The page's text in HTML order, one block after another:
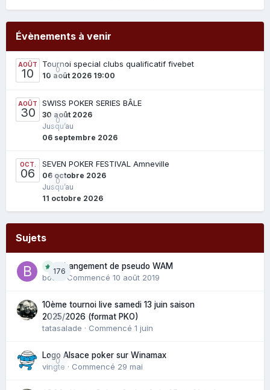
Évènements à venir
AOÛT
10 0
Tournoi special clubs qualificatif fivebet
10 août 2026 19:00
AOÛT
30
0
SWISS POKER SERIES BÂLE
30 août 2026
Jusqu’au
06 septembre 2026
OCT.
06
0
SEVEN POKER FESTIVAL Amneville
06 octobre 2026
Jusqu’au
11 octobre 2026
Sujets
176
Changement de pseudo WAM
bouli
· Commencé 10 août 2019
0
10ème tournoi live samedi 13 juin saison
2025/2026 (format PKO)
tatasalade · Commencé 1 juin
0
Logo Alsace poker sur Winamax
vingte · Commencé 29 mai